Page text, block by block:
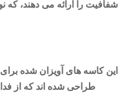
را ارائه می دهند، که نور
کاسه های آویزان شده برای
طراحی شده اند که از فدا